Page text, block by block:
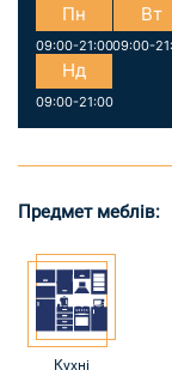
Пн
09:00-21:00
Вт
09:00-
Нд
09:00-21:00
Предмет меблів:
Кухні